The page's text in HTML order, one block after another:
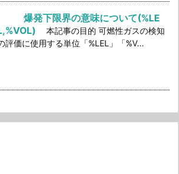
爆発下限界の意味について(%LE
本記事の目的 可燃性ガスの検知
評価に使用する単位「%LEL」「%V...